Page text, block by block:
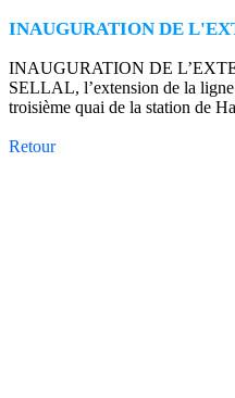
INAUGURATION DE
INAUGURATION DE
SELLAL, l’extension de la
troisième quai de la station de
Retour